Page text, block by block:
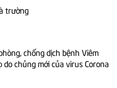
trường
chống dịch bệnh Viêm
do chủng mới của virus Corona